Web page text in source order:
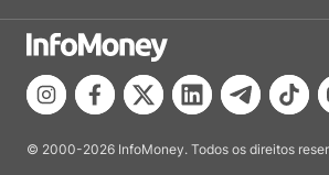
© 2000-2026 InfoMoney. Todos os direitos